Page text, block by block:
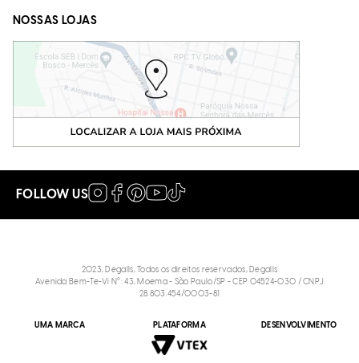
NOSSAS LOJAS
FOLLOW US
2023, Degalls, Todos os direitos reservados, Degalls
Avenida Bem-Te-Vi N°: 43, Moema - São Paulo/SP - CEP 04524-030 / CNPJ
28.803.454/0003-81
UMA MARCA PLATAFORMA DESENVOLVIMENTO